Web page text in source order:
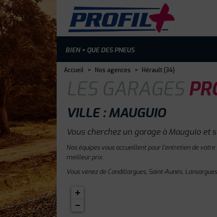
BIEN + QUE DES PNEUS
Accueil > Nos agences > Hérault (34)
LES GARAGES
VILLE : MAUGUIO
Vous cherchez un garage à Mauguio et
Nos équipes vous accueillent pour l'entretien de
meilleur prix.
Vous venez de Candillargues, Saint-Aunès,
+
−